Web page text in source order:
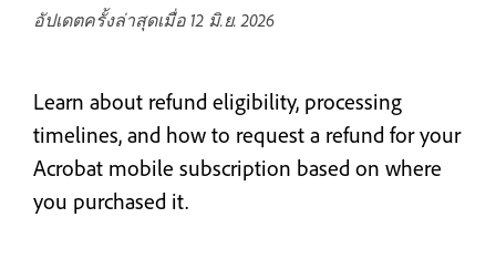
อัปเดตครั้งล่าสุดเมื่อ 12 มิ.ย. 2026
Learn about refund eligibility, processing
timelines, and how to request a refund for your
Acrobat mobile subscription based on where
you purchased it.